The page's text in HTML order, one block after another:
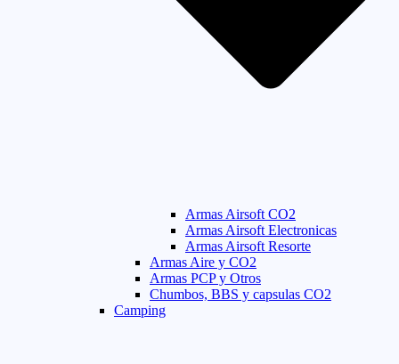
Armas Airsoft CO2
Armas Airsoft Electronicas
Armas Airsoft Resorte
Armas Aire y CO2
Armas PCP y Otros
Chumbos, BBS y capsulas CO2
Camping